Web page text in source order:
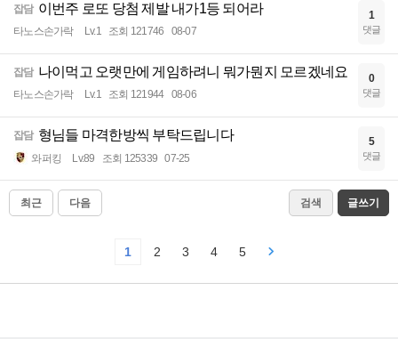
잡담 이번주 로또 당첨 제발 내가1등 되어라
타노스손가락 Lv.1 조회 121746 08-07
1
댓글
잡담 나이먹고 오랫만에 게임하려니 뭐가뭔지 모르겠네요
타노스손가락 Lv.1 조회 121944 08-06
0
댓글
잡담 형님들 마격한방씩 부탁드립니다
와퍼킹 Lv.89 조회 125339 07-25
5
댓글
최근 다음 검색 글쓰기
1 2 3 4 5